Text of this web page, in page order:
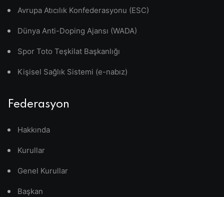
Avrupa Atıcılık Konfederasyonu (ESC)
Dünya Anti-Doping Ajansı (WADA)
Spor Toto Teşkilat Başkanlığı
Kişisel Sağlık Sistemi (e-nabız)
Federasyon
Hakkında
Kurullar
Genel Kurullar
Başkan